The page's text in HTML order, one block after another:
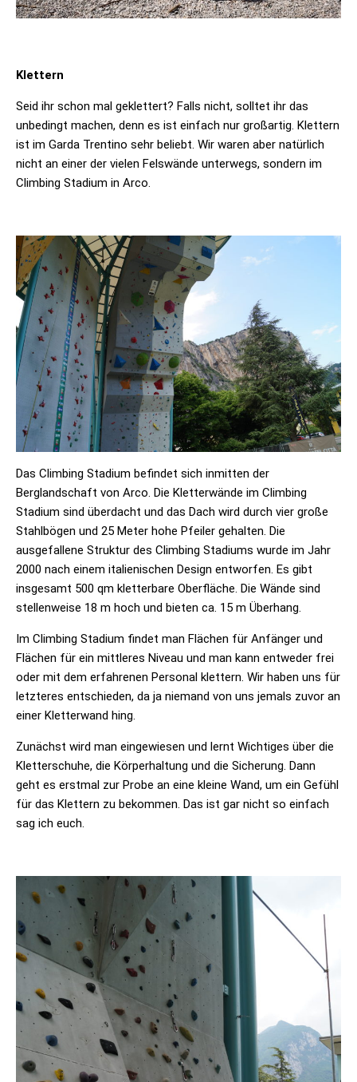
Klettern
Seid ihr schon mal geklettert? Falls nicht, solltet ihr das
unbedingt machen, denn es ist einfach nur großartig. Klettern
ist im Garda Trentino sehr beliebt. Wir waren aber natürlich
nicht an einer der vielen Felswände unterwegs, sondern im
Climbing Stadium in Arco.
Das Climbing Stadium befindet sich inmitten der
Berglandschaft von Arco. Die Kletterwände im Climbing
Stadium sind überdacht und das Dach wird durch vier große
Stahlbögen und 25 Meter hohe Pfeiler gehalten. Die
ausgefallene Struktur des Climbing Stadiums wurde im Jahr
2000 nach einem italienischen Design entworfen. Es gibt
insgesamt 500 qm kletterbare Oberfläche. Die Wände sind
stellenweise 18 m hoch und bieten ca. 15 m Überhang.
Im Climbing Stadium findet man Flächen für Anfänger und
Flächen für ein mittleres Niveau und man kann entweder frei
oder mit dem erfahrenen Personal klettern. Wir haben uns für
letzteres entschieden, da ja niemand von uns jemals zuvor an
einer Kletterwand hing.
Zunächst wird man eingewiesen und lernt Wichtiges über die
Kletterschuhe, die Körperhaltung und die Sicherung. Dann
geht es erstmal zur Probe an eine kleine Wand, um ein Gefühl
für das Klettern zu bekommen. Das ist gar nicht so einfach
sag ich euch.